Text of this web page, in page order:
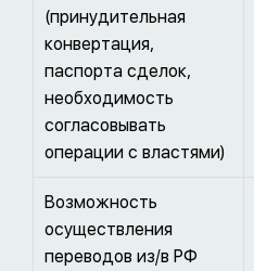
(принудительная
конвертация,
паспорта сделок,
необходимость
согласовывать
операции с властями)
Возможность
осуществления
переводов из/в РФ